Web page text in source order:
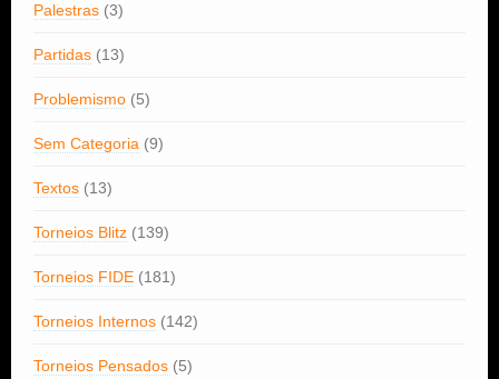
Palestras (3)
Partidas (13)
Problemismo (5)
Sem Categoria (9)
Textos (13)
Torneios Blitz (139)
Torneios FIDE (181)
Torneios Internos (142)
Torneios Pensados (5)